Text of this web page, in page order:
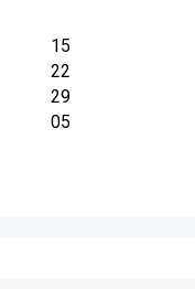
15
22
29
05